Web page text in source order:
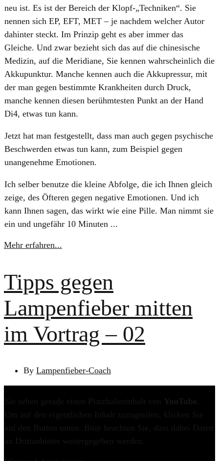
neu ist. Es ist der Bereich der Klopf-„Techniken“. Sie
nennen sich EP, EFT, MET – je nachdem welcher Autor
dahinter steckt. Im Prinzip geht es aber immer das
Gleiche. Und zwar bezieht sich das auf die chinesische
Medizin, auf die Meridiane, Sie kennen wahrscheinlich die
Akkupunktur. Manche kennen auch die Akkupressur, mit
der man gegen bestimmte Krankheiten durch Druck,
manche kennen diesen berühmtesten Punkt an der Hand
Di4, etwas tun kann.
Jetzt hat man festgestellt, dass man auch gegen psychische
Beschwerden etwas tun kann, zum Beispiel gegen
unangenehme Emotionen.
Ich selber benutze die kleine Abfolge, die ich Ihnen gleich
zeige, des Öfteren gegen negative Emotionen. Und ich
kann Ihnen sagen, das wirkt wie eine Pille. Man nimmt sie
ein und ungefähr 10 Minuten ...
Mehr erfahren...
Tipps gegen
Lampenfieber mitten
im Vortrag – 02
By Lampenfieber-Coach